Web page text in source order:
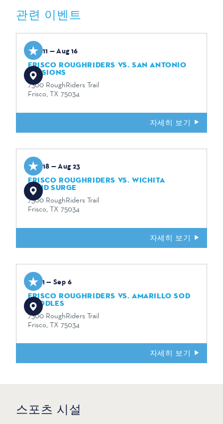
관련 이벤트
Aug 11 — Aug 16
FRISCO ROUGHRIDERS VS. SAN ANTONIO
MISSIONS
7300 RoughRiders Trail
Frisco, TX 75034
자세히 보기
Aug 18 — Aug 23
FRISCO ROUGHRIDERS VS. WICHITA
WIND SURGE
7300 RoughRiders Trail
Frisco, TX 75034
자세히 보기
Sep 1 — Sep 6
FRISCO ROUGHRIDERS VS. AMARILLO SOD
POODLES
7300 RoughRiders Trail
Frisco, TX 75034
자세히 보기
스포츠 시설